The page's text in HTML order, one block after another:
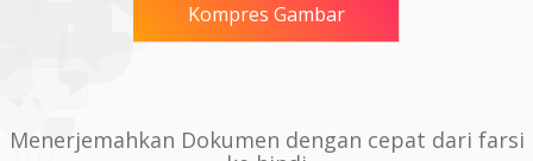
Kompres Gambar
Menerjemahkan Dokumen dengan cepat dari farsi